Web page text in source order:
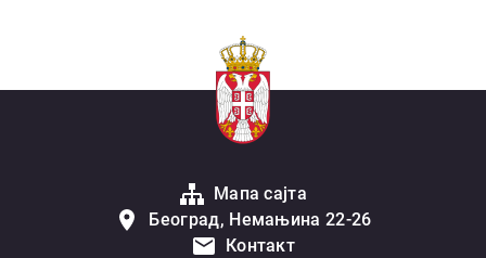
Мапа сајта
Београд, Немањина 22-26
Контакт